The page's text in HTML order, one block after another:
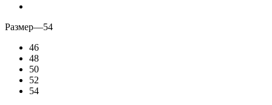
Размер—54
46
48
50
52
54